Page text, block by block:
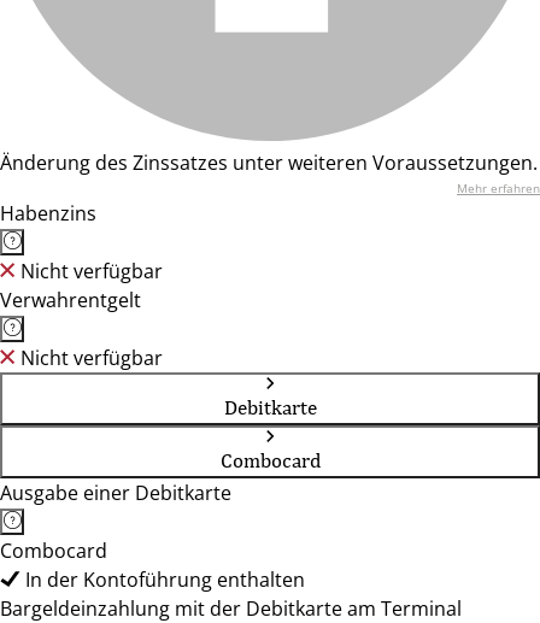
Änderung des Zinssatzes unter weiteren Voraussetzungen.
Mehr erfahren
Habenzins
Nicht verfügbar
Verwahrentgelt
Nicht verfügbar
Debitkarte
Combocard
Ausgabe einer Debitkarte
Combocard
In der Kontoführung enthalten
Bargeldeinzahlung mit der Debitkarte am Terminal